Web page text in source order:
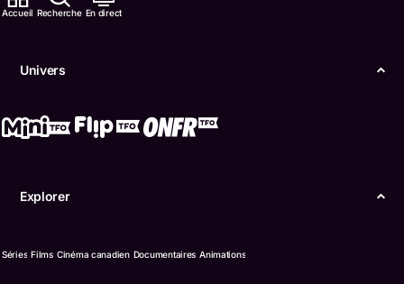
Accueil Recherche En direct
Univers
Explorer
Séries Films Cinéma canadien Documentaires Animations
IDÉLLO
Boukili
Accessibilité